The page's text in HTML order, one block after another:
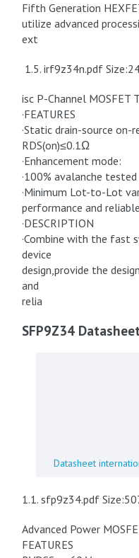
Fifth Generation
utilize advanced
ext
1.5. irf9z34n.pdf
isc P-Channel
·FEATURES
·Static drain-source on-
RDS(on)≤0.1Ω
·Enhancement mode:
·100% avalanche tested
·Minimum Lot-to-Lot
performance and
·DESCRIPTION
·Combine with the fast
device
design,provide the
and
relia
SFP9Z34
Datasheet
1.1. sfp9z34.pdf
Advanced Power
FEATURES